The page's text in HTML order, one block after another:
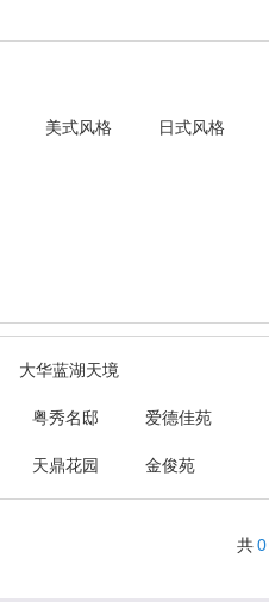
美式风格 日式风格
大华蓝湖天境
粤秀名邸 爱德佳苑
天鼎花园 金俊苑
共 0